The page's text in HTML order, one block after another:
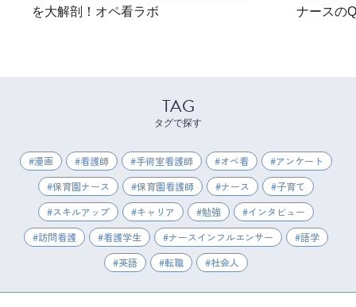
を大解剖！オペ看ラボ
ナースの
TAG
タグで探す
漫画 看護師 手術室看護師 オペ看
アンケート
保育園ナース
保育園看護師 ナース
子育て
スキルアップ
キャリア 勉強
インタビュー
訪問看護
看護学生 ナースインフルエンサー
語学
英語
転職 社会人